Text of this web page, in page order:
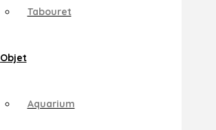
Tabouret
Objet
Aquarium